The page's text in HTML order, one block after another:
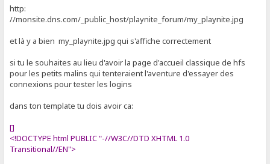
http:
//monsite.dns.com/_public_host/playnite_forum/my_playnite.jpg
et là y a bien my_playnite.jpg qui s'affiche correctement
si tu le souhaites au lieu d'avoir la page d'accueil classique de hfs
pour les petits malins qui tenteraient l'aventure d'essayer des
connexions pour tester les logins
dans ton template tu dois avoir ca:
[]
<!DOCTYPE html PUBLIC "-//W3C//DTD XHTML 1.0
Transitional//EN">